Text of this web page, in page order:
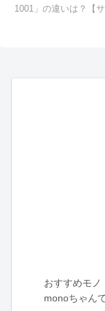
1001」の違いは？【
おすすめモノ
monoちゃんで